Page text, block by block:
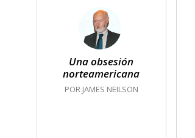
Una obsesión
norteamericana
POR JAMES NEILSON